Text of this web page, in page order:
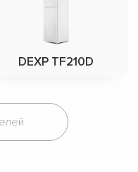
DEXP TF210D